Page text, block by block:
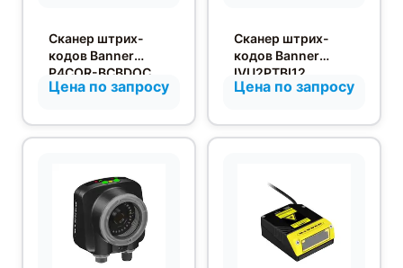
Сканер штрих-
кодов Banner
P4COR-BCBDOC
Цена по запросу
Сканер штрих-
кодов Banner
IVU2PTBI12
Цена по запросу